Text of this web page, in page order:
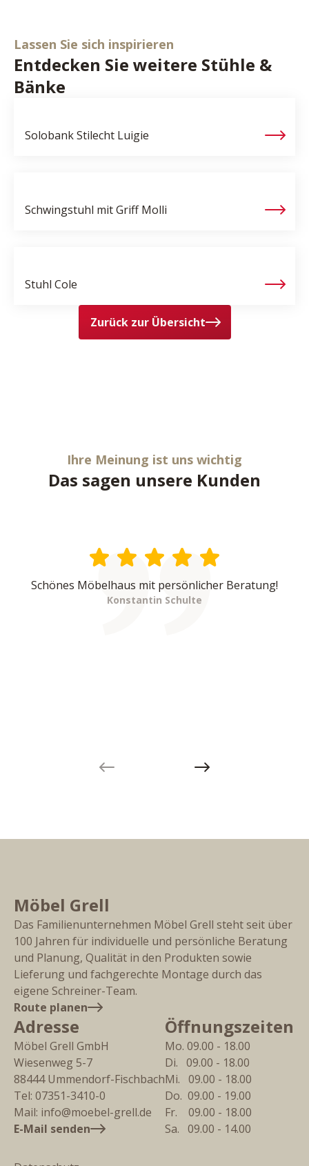
Lassen Sie sich inspirieren
Entdecken Sie weitere Stühle &
Bänke
Solobank Stilecht Luigie
Schwingstuhl mit Griff Molli
Stuhl Cole
Zurück zur Übersicht
Ihre Meinung ist uns wichtig
Das sagen unsere Kunden
Schönes Möbelhaus mit persönlicher Beratung!
Konstantin Schulte
Next slide
Möbel Grell
Das Familienunternehmen Möbel Grell steht seit über
100 Jahren für individuelle und persönliche Beratung
und Planung, Qualität in den Produkten sowie
Lieferung und fachgerechte Montage durch das
eigene Schreiner-Team.
Route planen
Adresse
Möbel Grell GmbH
Wiesenweg 5-7
88444 Ummendorf-Fischbach
Tel: 07351-3410-0
Mail: info@moebel-grell.de
E-Mail senden
Öffnungszeiten
Mo. 09.00 - 18.00
Di.   09.00 - 18.00
Mi.   09.00 - 18.00
Do.  09.00 - 19.00
Fr.    09.00 - 18.00
Sa.   09.00 - 14.00